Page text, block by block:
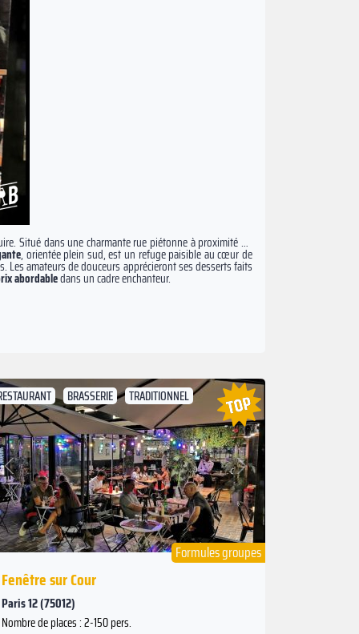
Situé dans une charmante rue piétonne à proximité du
, orientée plein sud, est un refuge paisible au cœur de
Les amateurs de douceurs apprécieront ses desserts faits
abordabledans un cadre enchanteur.
BRASSERIE TRADITIONNEL
Précédent
Suivant
Formules groupes
Fenêtre sur Cour
Paris 12 (75012)
Nombre de places : 2-150 pers.